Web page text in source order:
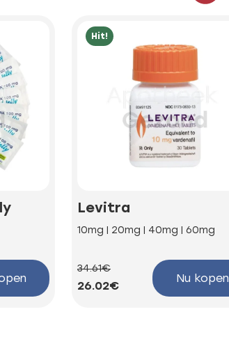
Hit!
Levitra
10mg | 20mg | 40mg | 60mg
34.61€
26.02€
Nu kopen